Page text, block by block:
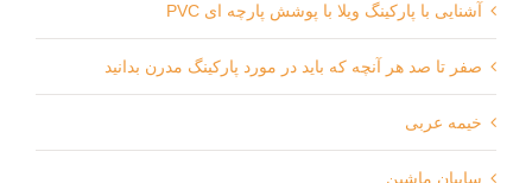
آشنایی با پارکینگ ویلا با پوشش پارچه ای PVC
صفر تا صد هر آنچه که باید در مورد پارکینگ مدرن بدانید
خیمه عربی
سایبان ماشین